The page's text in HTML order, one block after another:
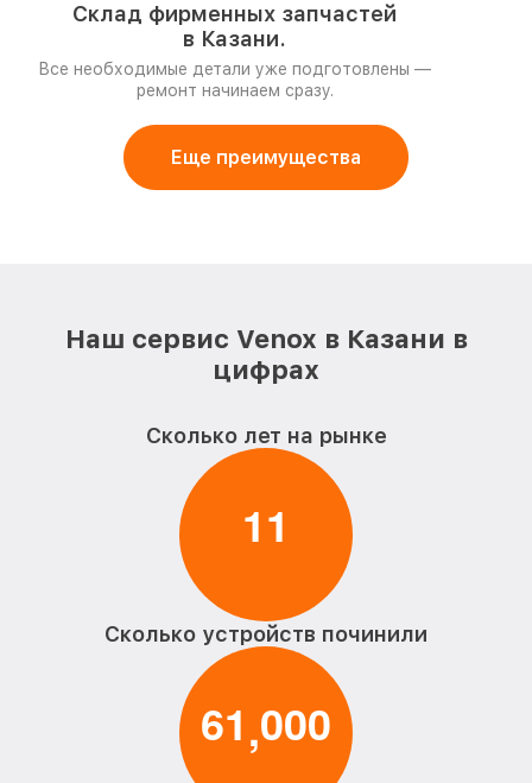
Склад фирменных запчастей
в Казани.
Все необходимые детали уже подготовлены —
ремонт начинаем сразу.
Еще преимущества
Наш сервис Venox в Казани в
цифрах
Сколько лет на рынке
11
Сколько устройств починили
61,000